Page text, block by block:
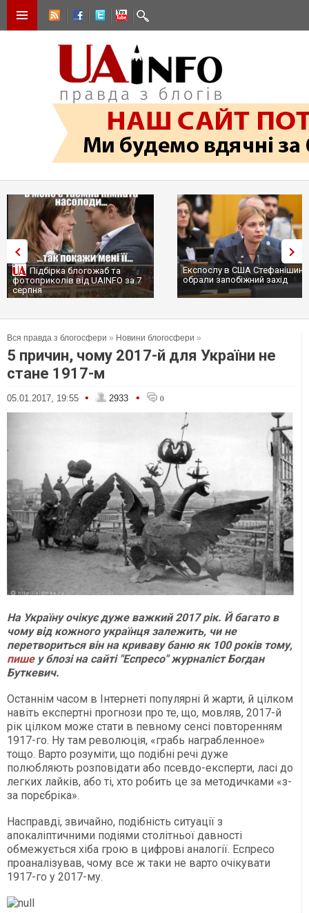
Експослу в США Стефанішиній
обрали запобіжний захід
Трамп не передасть Україні
сотні ракет до Patriot, бо у
Вся правда з блогосфери » Новини блогосфери »
5 причин, чому 2017-й для України не
стане 1917-м
05.01.2017, 19:55 • 2933 • 0
На Україну очікує дуже важкий 2017 рік. Й багато в
чому від кожного українця залежить, чи не
перетвориться він на криваву баню як 100 років тому,
пишеу блозі на сайті "Еспресо" журналіст Богдан
Буткевич.
Останнім часом в Інтернеті популярні й жарти, й цілком
навіть експертні прогнози про те, що, мовляв, 2017-й
рік цілком може стати в певному сенсі повторенням
1917-го. Ну там революція, «грабь награбленное»
тощо. Варто розуміти, що подібні речі дуже
полюбляють розповідати або псевдо-експерти, ласі до
легких лайків, або ті, хто робить це за методичками «з-
за порєбріка».
Насправді, звичайно, подібність ситуації з
апокаліптичними подіями столітньої давності
обмежується хіба грою в цифрові аналогії. Еспресо
проаналізував, чому все ж таки не варто очікувати
1917-го у 2017-му.